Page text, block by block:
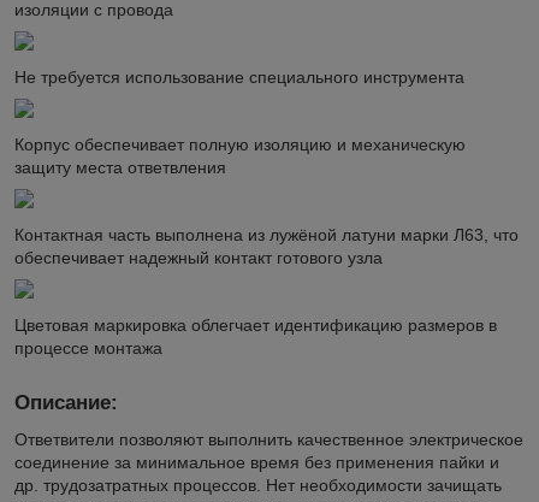
изоляции с провода
Не требуется использование специального инструмента
Корпус обеспечивает полную изоляцию и механическую
защиту места ответвления
Контактная часть выполнена из лужёной латуни марки Л63, что
обеспечивает надежный контакт готового узла
Цветовая маркировка облегчает идентификацию размеров в
процессе монтажа
Описание:
Ответвители позволяют выполнить качественное электрическое
соединение за минимальное время без применения пайки и
др. трудозатратных процессов. Нет необходимости зачищать